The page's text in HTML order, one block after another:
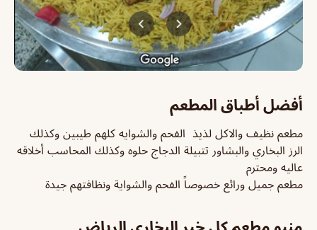
أفضل أطباق المطعم
مطعم نظيف والاكل لذيذ الفحم والشوايه كلهم طيبين وكذلك
الرز البخاري والبشاور تتبيلة الدجاج حلوه وكذلك المحاسب أخلاقه
عاليه ومحترم
مطعم جميل ورائع خصوصاً الفحم والشواية ونظافتهم جيدة